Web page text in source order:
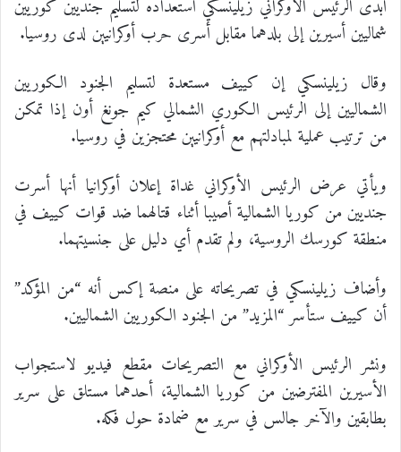
أبدى الرئيس الأوكراني زيلينسكي استعداده لتسليم جنديين كوريين
شماليين أسيرين إلى بلدهما مقابل أسرى حرب أوكرانيين لدى روسيا.
وقال زيلينسكي إن كييف مستعدة لتسليم الجنود الكوريين
الشماليين إلى الرئيس الكوري الشمالي كيم جونغ أون إذا تمكن
من ترتيب عملية لمبادلتهم مع أوكرانيين محتجزين في روسيا.
ويأتي عرض الرئيس الأوكراني غداة إعلان أوكرانيا أنها أسرت
جنديين من كوريا الشمالية أصيبا أثناء قتالهما ضد قوات كييف في
منطقة كورسك الروسية، ولم تقدم أي دليل على جنسيتهما.
وأضاف زيلينسكي في تصريحاته على منصة إكس أنه “من المؤكد”
أن كييف ستأسر “المزيد” من الجنود الكوريين الشماليين.
ونشر الرئيس الأوكراني مع التصريحات مقطع فيديو لاستجواب
الأسيرين المفترضين من كوريا الشمالية، أحدهما مستلق على سرير
بطابقين والآخر جالس في سرير مع ضمادة حول فكه.